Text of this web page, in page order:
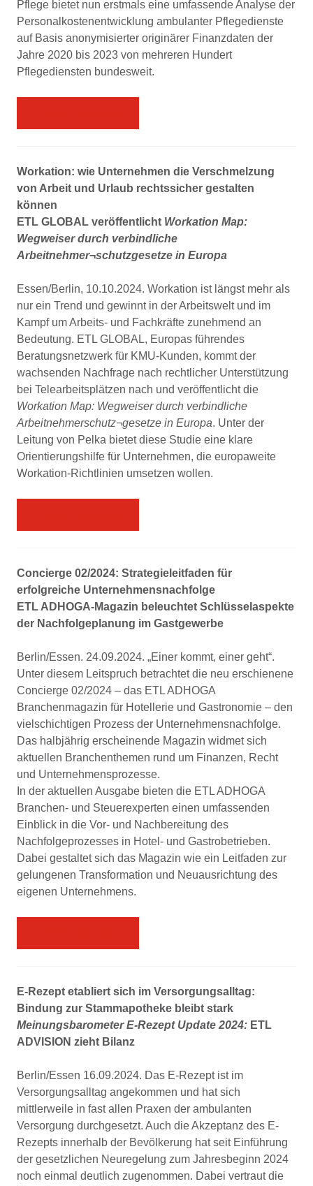
Pflege bietet nun erstmals eine umfassende Analyse der
Personalkostenentwicklung ambulanter Pflegedienste
auf Basis anonymisierter originärer Finanzdaten der
Jahre 2020 bis 2023 von mehreren Hundert
Pflegediensten bundesweit.
Workation: wie Unternehmen die Verschmelzung
von Arbeit und Urlaub rechtssicher gestalten
können
ETL GLOBAL veröffentlicht Workation Map:
Wegweiser durch verbindliche
Arbeitnehmer¬schutzgesetze in Europa
Essen/Berlin, 10.10.2024. Workation ist längst mehr als
nur ein Trend und gewinnt in der Arbeitswelt und im
Kampf um Arbeits- und Fachkräfte zunehmend an
Bedeutung. ETL GLOBAL, Europas führendes
Beratungsnetzwerk für KMU-Kunden, kommt der
wachsenden Nachfrage nach rechtlicher Unterstützung
bei Telearbeitsplätzen nach und veröffentlicht die
Workation Map: Wegweiser durch verbindliche
Arbeitnehmerschutz¬gesetze in Europa. Unter der
Leitung von Pelka bietet diese Studie eine klare
Orientierungshilfe für Unternehmen, die europaweite
Workation-Richtlinien umsetzen wollen.
Concierge 02/2024: Strategieleitfaden für
erfolgreiche Unternehmensnachfolge
ETL ADHOGA-Magazin beleuchtet Schlüsselaspekte
der Nachfolgeplanung im Gastgewerbe
Berlin/Essen. 24.09.2024. „Einer kommt, einer geht“.
Unter diesem Leitspruch betrachtet die neu erschienene
Concierge 02/2024 – das ETL ADHOGA
Branchenmagazin für Hotellerie und Gastronomie – den
vielschichtigen Prozess der Unternehmensnachfolge.
Das halbjährig erscheinende Magazin widmet sich
aktuellen Branchenthemen rund um Finanzen, Recht
und Unternehmensprozesse.
In der aktuellen Ausgabe bieten die ETL ADHOGA
Branchen- und Steuerexperten einen umfassenden
Einblick in die Vor- und Nachbereitung des
Nachfolgeprozesses in Hotel- und Gastrobetrieben.
Dabei gestaltet sich das Magazin wie ein Leitfaden zur
gelungenen Transformation und Neuausrichtung des
eigenen Unternehmens.
E-Rezept etabliert sich im Versorgungsalltag:
Bindung zur Stammapotheke bleibt stark
Meinungsbarometer E-Rezept Update 2024: ETL
ADVISION zieht Bilanz
Berlin/Essen 16.09.2024. Das E-Rezept ist im
Versorgungsalltag angekommen und hat sich
mittlerweile in fast allen Praxen der ambulanten
Versorgung durchgesetzt. Auch die Akzeptanz des E-
Rezepts innerhalb der Bevölkerung hat seit Einführung
der gesetzlichen Neuregelung zum Jahresbeginn 2024
noch einmal deutlich zugenommen. Dabei vertraut die